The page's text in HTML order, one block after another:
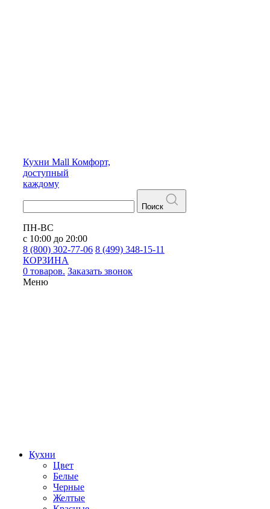
Кухни Mall Комфорт,
доступный
каждому
Поиск
ПН-ВС
с 10:00 до 20:00
8 (800) 302-77-06 8 (499) 348-15-11
КОРЗИНА
0 товаров. Заказать звонок
Меню
Кухни
Цвет
Белые
Черные
Желтые